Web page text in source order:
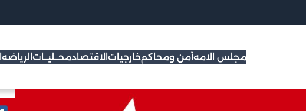
مجلس الامهأمن ومحاكمخارجيات الاقتصادمحــليــات الرياضه